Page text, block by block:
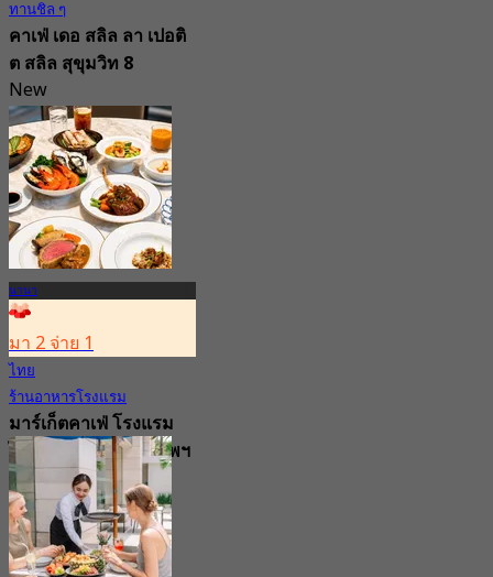
ทานชิล ๆ
คาเฟ่ เดอ สลิล ลา เปอติ
ต สลิล สุขุมวิท 8
New
จาก฿ 247.5
นานา
มา 2 จ่าย 1
ไทย
ร้านอาหารโรงแรม
มาร์เก็ตคาเฟ่ โรงแรม
ไฮแอท รีเจนซี่ กรุงเทพฯ
สุขุมวิท
4.8
11.9K การจอง
จาก฿ 382.5